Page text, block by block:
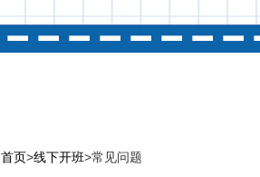
首页>线下开班>常见问题